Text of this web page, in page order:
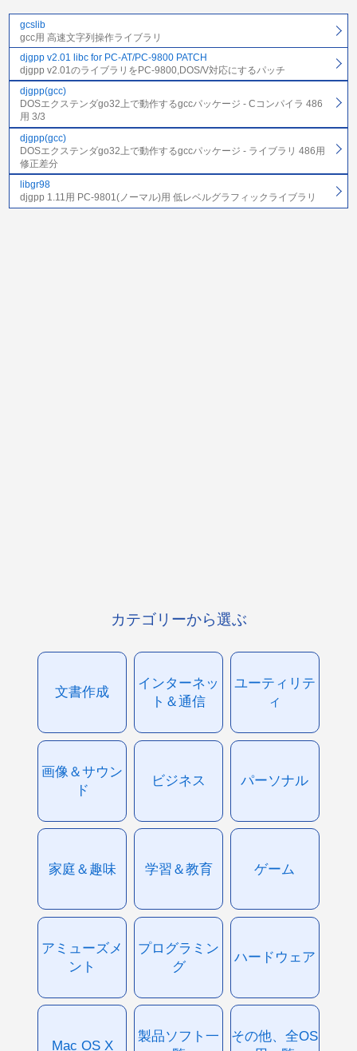
gcslib
gcc用 高速文字列操作ライブラリ
djgpp v2.01 libc for PC-AT/PC-9800 PATCH
djgpp v2.01のライブラリをPC-9800,DOS/V対応にするパッチ
djgpp(gcc)
DOSエクステンダgo32上で動作するgccパッケージ - Cコンパイラ 486
用 3/3
djgpp(gcc)
DOSエクステンダgo32上で動作するgccパッケージ - ライブラリ 486用
修正差分
libgr98
djgpp 1.11用 PC-9801(ノーマル)用 低レベルグラフィックライブラリ
カテゴリーから選ぶ
文書作成
インターネッ
ト＆通信
ユーティリテ
ィ
画像＆サウン
ド
ビジネス パーソナル
家庭＆趣味 学習＆教育 ゲーム
アミューズメ
ント
プログラミン
グ
ハードウェア
Mac OS X
製品ソフト一
その他、全OS